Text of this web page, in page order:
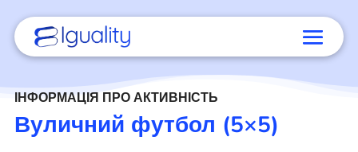
ІНФОРМАЦІЯ ПРО АКТИВНІСТЬ
Вуличний футбол (5×5)